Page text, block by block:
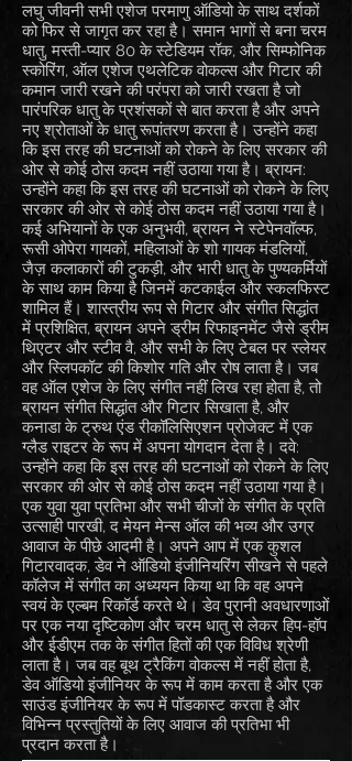
लघु जीवनी सभी एशेज परमाणु ऑडियो के साथ दर्शकों
को फिर से जागृत कर रहा है। समान भागों से बना चरम
धातु, मस्ती-प्यार 80 के स्टेडियम रॉक, और सिम्फोनिक
स्कोरिंग, ऑल एशेज एथलेटिक वोकल्स और गिटार की
कमान जारी रखने की परंपरा को जारी रखता है जो
पारंपरिक धातु के प्रशंसकों से बात करता है और अपने
नए श्रोताओं के धातु रूपांतरण करता है। उन्होंने कहा
कि इस तरह की घटनाओं को रोकने के लिए सरकार की
ओर से कोई ठोस कदम नहीं उठाया गया है। ब्रायन:
उन्होंने कहा कि इस तरह की घटनाओं को रोकने के लिए
सरकार की ओर से कोई ठोस कदम नहीं उठाया गया है।
कई अभियानों के एक अनुभवी, ब्रायन ने स्टेपेनवॉल्फ,
रूसी ओपेरा गायकों, महिलाओं के शो गायक मंडलियों,
जैज़ कलाकारों की टुकड़ी, और भारी धातु के पुण्यकर्मियों
के साथ काम किया है जिनमें कटकाईल और स्कलफिस्ट
शामिल हैं। शास्त्रीय रूप से गिटार और संगीत सिद्धांत
में प्रशिक्षित, ब्रायन अपने ड्रीम रिफाइनमेंट जैसे ड्रीम
थिएटर और स्टीव वै, और सभी के लिए टेबल पर स्लेयर
और स्लिपकॉट की किशोर गति और रोष लाता है। जब
वह ऑल एशेज के लिए संगीत नहीं लिख रहा होता है, तो
ब्रायन संगीत सिद्धांत और गिटार सिखाता है, और
कनाडा के ट्रुथ एंड रीकॉलिसिएशन प्रोजेक्ट में एक
ग्लैड राइटर के रूप में अपना योगदान देता है। दवे:
उन्होंने कहा कि इस तरह की घटनाओं को रोकने के लिए
सरकार की ओर से कोई ठोस कदम नहीं उठाया गया है।
एक युवा युवा प्रतिभा और सभी चीजों के संगीत के प्रति
उत्साही पारखी, द मेयन मेन्स ऑल की भव्य और उग्र
आवाज के पीछे आदमी है। अपने आप में एक कुशल
गिटारवादक, डेव ने ऑडियो इंजीनियरिंग सीखने से पहले
कॉलेज में संगीत का अध्ययन किया था कि वह अपने
स्वयं के एल्बम रिकॉर्ड करते थे। डेव पुरानी अवधारणाओं
पर एक नया दृष्टिकोण और चरम धातु से लेकर हिप-हॉप
और ईडीएम तक के संगीत हितों की एक विविध श्रेणी
लाता है। जब वह बूथ ट्रैकिंग वोकल्स में नहीं होता है,
डेव ऑडियो इंजीनियर के रूप में काम करता है और एक
साउंड इंजीनियर के रूप में पॉडकास्ट करता है और
विभिन्न प्रस्तुतियों के लिए आवाज की प्रतिभा भी
प्रदान करता है।